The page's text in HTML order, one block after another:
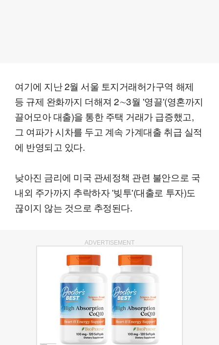
여기에 지난 2월 서울 토지거래허가구역 해제
등 규제 완화까지 더해져 2∼3월 '영끌'(영혼까지
끌어모아 대출)을 통한 주택 거래가 급증했고,
그 여파가 시차를 두고 계속 가계대출 취급 실적
에 반영되고 있다.
낮아진 금리에 미국 관세정책 관련 불안으로 국
내외 주가까지 추락하자 '빚투'(대출로 투자)도
끊이지 않는 것으로 추정된다.
ADVERTISEMENT